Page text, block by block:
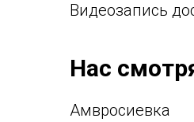
Видеозапись
Нас
Амвросиевка